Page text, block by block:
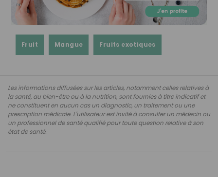
Fruit Mangue Fruits exotiques
Les informations diffusées sur les articles, notamment celles relatives à
la santé, au bien-être ou à la nutrition, sont fournies à titre indicatif et
ne constituent en aucun cas un diagnostic, un traitement ou une
prescription médicale. L'utilisateur est invité à consulter un médecin ou
un professionnel de santé qualifié pour toute question relative à son
état de santé.